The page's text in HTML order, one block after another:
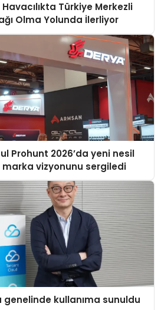
Türkiye Merkezli
Olma Yolunda İlerliyor
Prohunt 2026’da yeni nesil
vizyonunu sergiledi
genelinde kullanıma sunuldu